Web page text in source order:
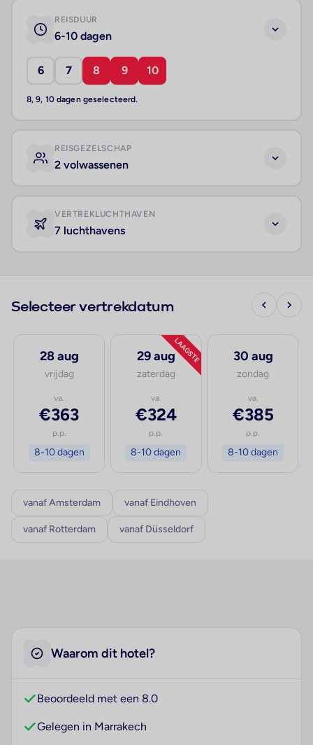
REISDUUR
6-10 dagen
6 7 8 9 10
8, 9, 10 dagen geselecteerd.
REISGEZELSCHAP
2 volwassenen
VERTREKLUCHTHAVEN
7 luchthavens
Selecteer vertrekdatum
28 aug
vrijdag
va.
€363
p.p.
8-10 dagen
LAAGSTE
29 aug
zaterdag
va.
€324
p.p.
8-10 dagen
30 aug
zondag
va.
€385
p.p.
8-10 dagen
vanaf Amsterdam vanaf Eindhoven
vanaf Rotterdam vanaf Düsseldorf
Waarom dit hotel?
Beoordeeld met een 8.0
Gelegen in Marrakech